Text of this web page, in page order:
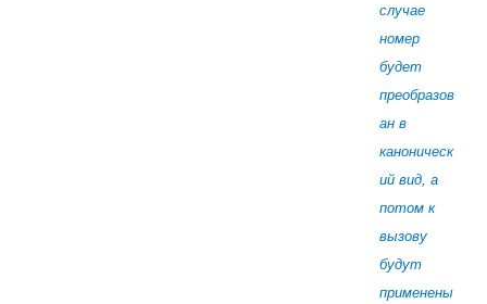
случае
номер
будет
преобразов
ан в
каноническ
ий вид, а
потом к
вызову
будут
применены